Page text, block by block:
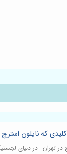
در تهران - در دنیای